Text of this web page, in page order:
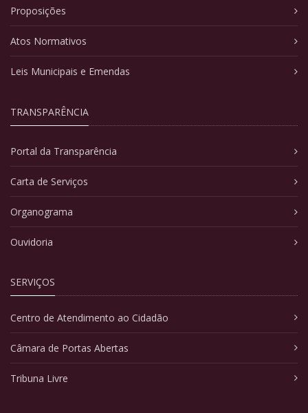
Proposições
Atos Normativos
Leis Municipais e Emendas
TRANSPARÊNCIA
Portal da Transparência
Carta de Serviços
Organograma
Ouvidoria
SERVIÇOS
Centro de Atendimento ao Cidadão
Câmara de Portas Abertas
Tribuna Livre